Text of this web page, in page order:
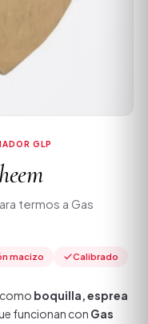
GLP
termos a Gas
macizo Calibrado
boquilla, esprea
funcionan con Gas